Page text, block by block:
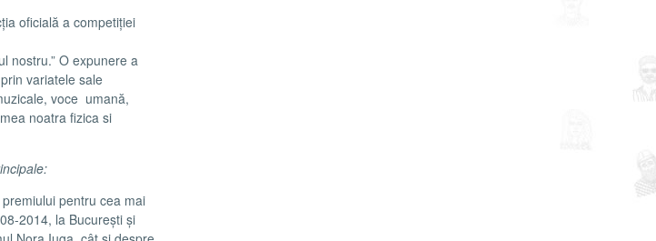
oficială a competiției
nostru.” O expunere a
variatele sale
voce umană,
noatra fizica si
pentru cea mai
2014, la București și